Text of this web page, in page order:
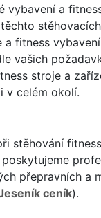
vybavení a
fitness
vašich
stroje a
v celém okolí.
stěhování
přepravních a
ceník).